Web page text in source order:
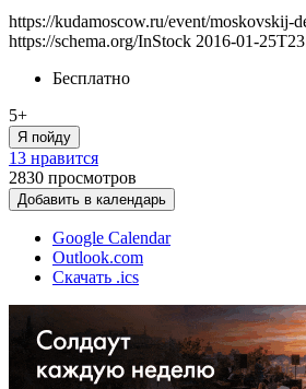
https://kudamoscow.ru/event/moskovskij-
https://schema.org/InStock 2016-01-
Бесплатно
5+
Я пойду
13 нравится
2830 просмотров
Добавить в календарь
Google Calendar
Outlook.com
Скачать .ics